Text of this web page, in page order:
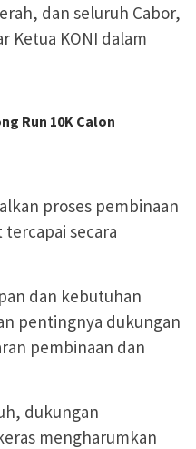
dan seluruh Cabor,
Ketua KONI dalam
Run 10K Calon
proses pembinaan
secara
dan kebutuhan
pentingnya dukungan
pembinaan dan
dukungan
mengharumkan